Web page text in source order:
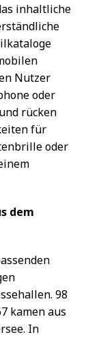
inhaltliche
Nutzer
oder
rücken
für
oder
dem
98
kamen aus
In